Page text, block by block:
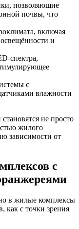
позволяющие
почвы, что
включая
и
спектра,
с
влажности
не просто
жилого
зависимости от
с
в жилые комплексы
как с точки зрения